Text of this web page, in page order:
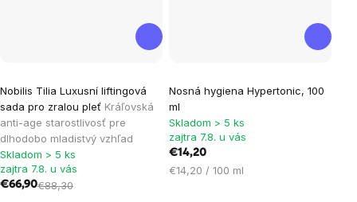
Nobilis Tilia Luxusní liftingová
sada pro zralou pleť Kráľovská
anti-age starostlivosť pre
dlhodobo mladistvý vzhľad
Skladom > 5 ks
zajtra 7.8. u vás
€66,90€88,30
Nosná hygiena Hypertonic, 100
ml
Skladom > 5 ks
zajtra 7.8. u vás
€14,20
Jednotková
€14,20 / 100 ml